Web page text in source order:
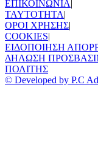
ΕΠΙΚΟΙΝΩΝΙΑ|
TAYTOTHTA|
ΟΡΟΙ ΧΡΗΣΗΣ|
COOKIES|
ΕΙΔΟΠΟΙΗΣΗ
ΔΗΛΩΣΗ
ΠΟΛΙΤΗΣ
© Developed by P.C